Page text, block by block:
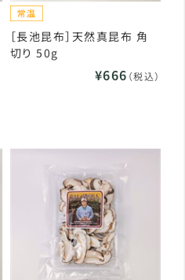
［長池昆布］天然真昆布 角
切り 50g
¥666 （税込）